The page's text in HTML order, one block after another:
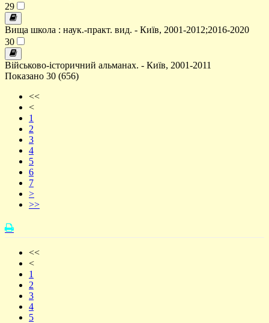
29
Вища школа : наук.-практ. вид. - Київ, 2001-2012;2016-2020
30
Військово-історичний альманах. - Київ, 2001-2011
Показано 30 (656)
<<
<
1
2
3
4
5
6
7
>
>>
<<
<
1
2
3
4
5